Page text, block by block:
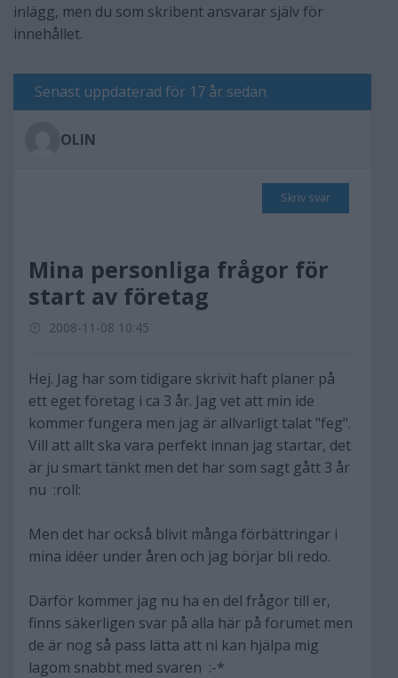
inlägg, men du som skribent ansvarar själv för
innehållet.
Senast uppdaterad för 17 år sedan
OLIN
Skriv svar
Mina personliga frågor för
start av företag
2008-11-08 10:45
Hej. Jag har som tidigare skrivit haft planer på
ett eget företag i ca 3 år. Jag vet att min ide
kommer fungera men jag är allvarligt talat "feg".
Vill att allt ska vara perfekt innan jag startar, det
är ju smart tänkt men det har som sagt gått 3 år
nu :roll:
Men det har också blivit många förbättringar i
mina idéer under åren och jag börjar bli redo.
Därför kommer jag nu ha en del frågor till er,
finns säkerligen svar på alla här på forumet men
de är nog så pass lätta att ni kan hjälpa mig
lagom snabbt med svaren :-*